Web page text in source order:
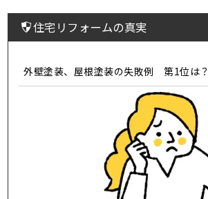
住宅リフォームの真実
外壁塗装、屋根塗装の失敗例 第1位は？